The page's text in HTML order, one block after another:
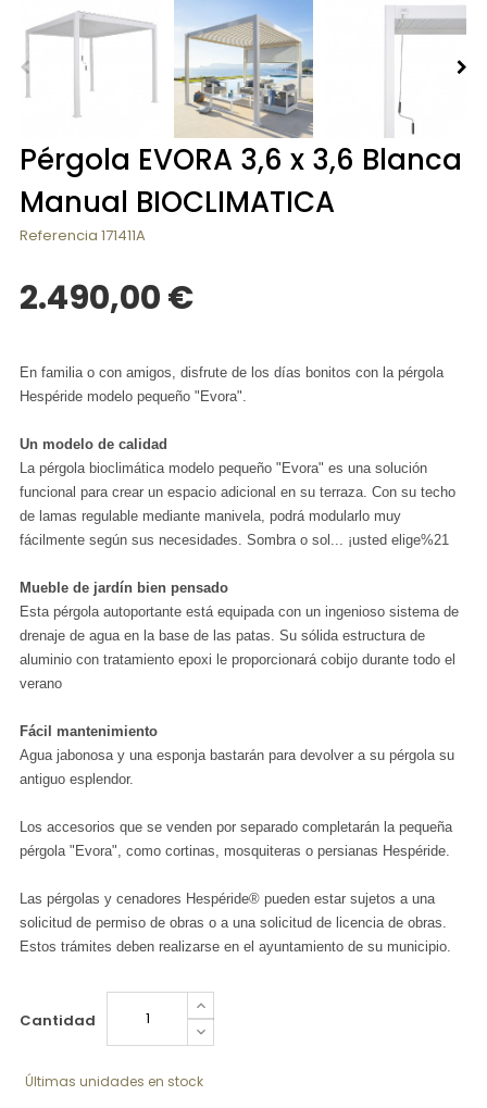
Pérgola EVORA 3,6 x 3,6 Blanca
Manual BIOCLIMATICA
Referencia 171411A
2.490,00 €
En familia o con amigos, disfrute de los días bonitos con la pérgola
Hespéride modelo pequeño "Evora".
Un modelo de calidad
La pérgola bioclimática modelo pequeño "Evora" es una solución
funcional para crear un espacio adicional en su terraza. Con su techo
de lamas regulable mediante manivela, podrá modularlo muy
fácilmente según sus necesidades. Sombra o sol... ¡usted elige%21
Mueble de jardín bien pensado
Esta pérgola autoportante está equipada con un ingenioso sistema de
drenaje de agua en la base de las patas. Su sólida estructura de
aluminio con tratamiento epoxi le proporcionará cobijo durante todo el
verano
Fácil mantenimiento
Agua jabonosa y una esponja bastarán para devolver a su pérgola su
antiguo esplendor.
Los accesorios que se venden por separado completarán la pequeña
pérgola "Evora", como cortinas, mosquiteras o persianas Hespéride.
Las pérgolas y cenadores Hespéride® pueden estar sujetos a una
solicitud de permiso de obras o a una solicitud de licencia de obras.
Estos trámites deben realizarse en el ayuntamiento de su municipio.
Cantidad
Últimas unidades en stock